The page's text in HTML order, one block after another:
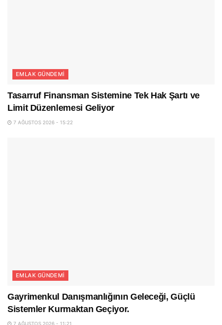
EMLAK GÜNDEMI
Tasarruf Finansman Sistemine Tek Hak Şartı ve
Limit Düzenlemesi Geliyor
7 AĞUSTOS 2026 - 15:22
EMLAK GÜNDEMI
Gayrimenkul Danışmanlığının Geleceği, Güçlü
Sistemler Kurmaktan Geçiyor.
7 AĞUSTOS 2026 - 11:21